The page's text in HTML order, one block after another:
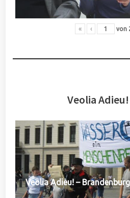
« ‹ von
Veolia Adieu!
Veolia Adieu! –